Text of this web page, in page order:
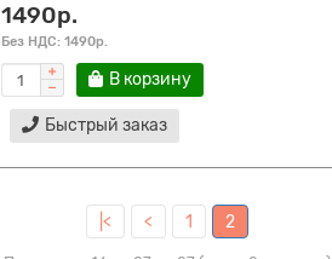
1490р.
Без НДС: 1490р.
В корзину
Быстрый заказ
|< < 1 2